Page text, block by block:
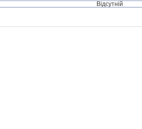
Відсутній